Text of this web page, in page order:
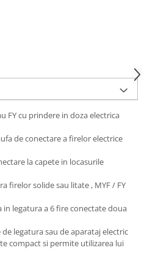
FY cu prindere in doza electrica
de conectare a firelor electrice
la capete in locasurile
firelor solide sau litate , MYF / FY
legatura a 6 fire conectate doua
legatura sau de aparataj electric
compact si permite utilizarea lui